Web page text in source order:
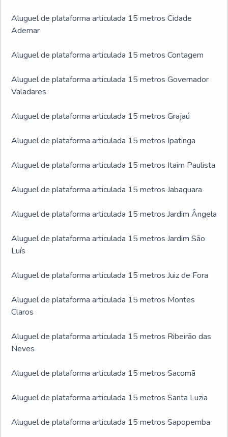
Aluguel de plataforma articulada 15 metros Cidade
Ademar
Aluguel de plataforma articulada 15 metros Contagem
Aluguel de plataforma articulada 15 metros Governador
Valadares
Aluguel de plataforma articulada 15 metros Grajaú
Aluguel de plataforma articulada 15 metros Ipatinga
Aluguel de plataforma articulada 15 metros Itaim Paulista
Aluguel de plataforma articulada 15 metros Jabaquara
Aluguel de plataforma articulada 15 metros Jardim Ângela
Aluguel de plataforma articulada 15 metros Jardim São
Luís
Aluguel de plataforma articulada 15 metros Juiz de Fora
Aluguel de plataforma articulada 15 metros Montes
Claros
Aluguel de plataforma articulada 15 metros Ribeirão das
Neves
Aluguel de plataforma articulada 15 metros Sacomã
Aluguel de plataforma articulada 15 metros Santa Luzia
Aluguel de plataforma articulada 15 metros Sapopemba